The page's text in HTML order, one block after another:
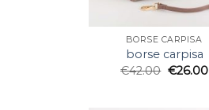
BORSE CARPISA
borse carpisa
€42.00 €26.00